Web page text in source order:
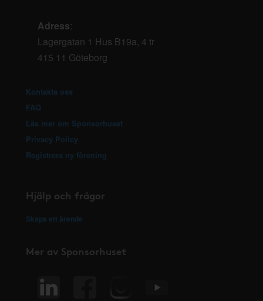
Adress:
Lagergatan 1 Hus B19a, 4 tr
415 11 Göteborg
Kontakta oss
FAQ
Läs mer om Sponsorhuset
Privacy Policy
Registrera ny förening
Hjälp och frågor
Skapa ett ärende
Mer av Sponsorhuset